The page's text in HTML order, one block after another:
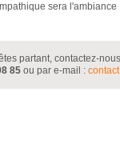
sera l'ambiance
partant, contactez-
85 ou par e-mail : contact